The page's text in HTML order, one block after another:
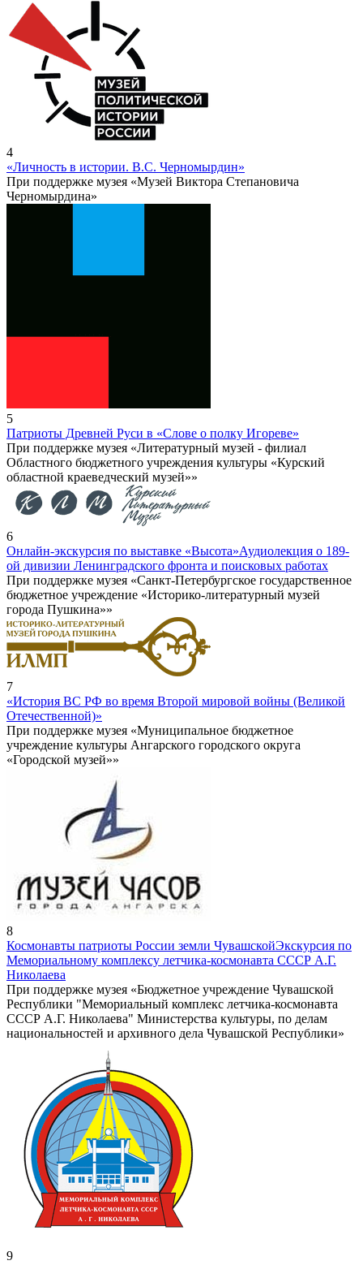
4
«Личность в истории. В.С. Черномырдин»
При поддержке музея «Музей Виктора Степановича
Черномырдина»
5
Патриоты Древней Руси в «Слове о полку Игореве»
При поддержке музея «Литературный музей - филиал
Областного бюджетного учреждения культуры «Курский
областной краеведческий музей»»
6
Онлайн-экскурсия по выставке «Высота»Аудиолекция о 189-
ой дивизии Ленинградского фронта и поисковых работах
При поддержке музея «Санкт-Петербургское государственное
бюджетное учреждение «Историко-литературный музей
города Пушкина»»
7
«История ВС РФ во время Второй мировой войны (Великой
Отечественной)»
При поддержке музея «Муниципальное бюджетное
учреждение культуры Ангарского городского округа
«Городской музей»»
8
Космонавты патриоты России земли ЧувашскойЭкскурсия по
Мемориальному комплексу летчика-космонавта СССР А.Г.
Николаева
При поддержке музея «Бюджетное учреждение Чувашской
Республики "Мемориальный комплекс летчика-космонавта
СССР А.Г. Николаева" Министерства культуры, по делам
национальностей и архивного дела Чувашской Республики»
9